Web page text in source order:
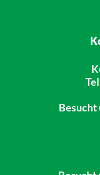
Besucht